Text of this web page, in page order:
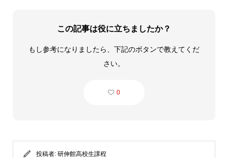
この記事は役に立ちましたか？
もし参考になりましたら、下記のボタンで教えてくだ
さい。
0
投稿者: 研伸館高校生課程